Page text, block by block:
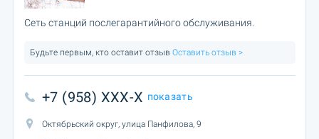
Сеть станций послегарантийного обслуживания.
Будьте первым, кто оставит отзыв Оставить отзыв >
+7 (958) XXX-X показать
Октябрьский округ, улица Панфилова, 9